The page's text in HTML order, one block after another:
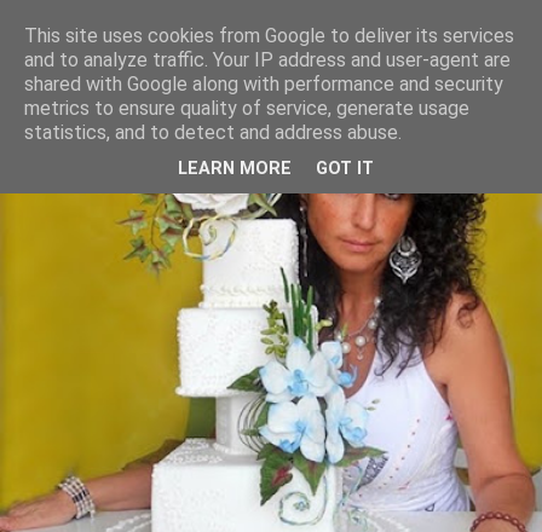
This site uses cookies from Google to deliver its services
and to analyze traffic. Your IP address and user-agent are
shared with Google along with performance and security
metrics to ensure quality of service, generate usage
statistics, and to detect and address abuse.
LEARN MORE GOT IT